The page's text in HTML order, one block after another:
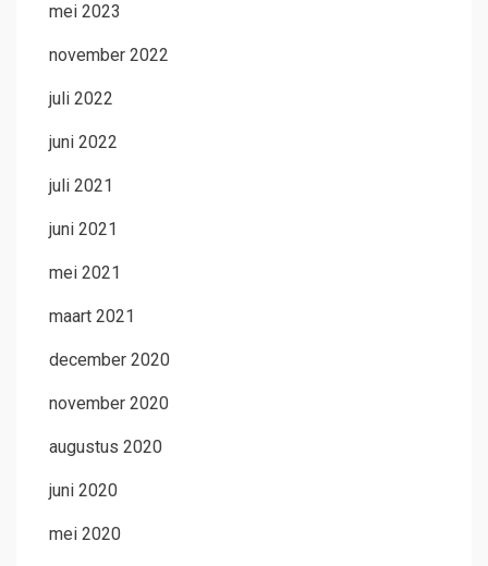
mei 2023
november 2022
juli 2022
juni 2022
juli 2021
juni 2021
mei 2021
maart 2021
december 2020
november 2020
augustus 2020
juni 2020
mei 2020